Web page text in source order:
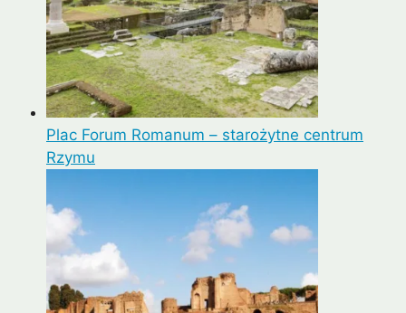
Plac Forum Romanum – starożytne centrum
Rzymu